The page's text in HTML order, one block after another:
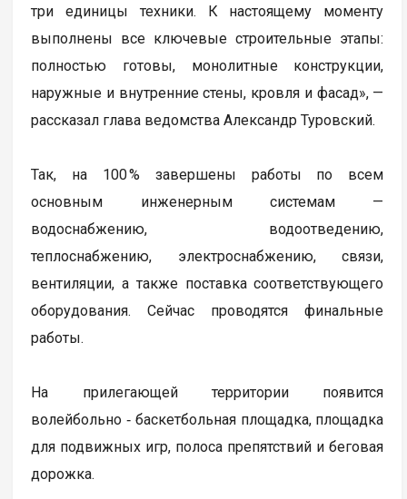
три единицы техники. К настоящему моменту
выполнены все ключевые строительные этапы:
полностью готовы, монолитные конструкции,
наружные и внутренние стены, кровля и фасад», —
рассказал глава ведомства Александр Туровский.
Так, на 100 % завершены работы по всем
основным инженерным системам —
водоснабжению, водоотведению,
теплоснабжению, электроснабжению, связи,
вентиляции, а также поставка соответствующего
оборудования. Сейчас проводятся финальные
работы.
На прилегающей территории появится
волейбольно ‑ баскетбольная площадка, площадка
для подвижных игр, полоса препятствий и беговая
дорожка.